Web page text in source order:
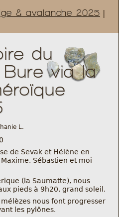
& avalanche 2025 |
du
via la
L.
de Sevak et Hélène en
Sébastien et moi
(la Saumatte), nous
pieds à 9h20, grand soleil.
nous font progresser
les pylônes.